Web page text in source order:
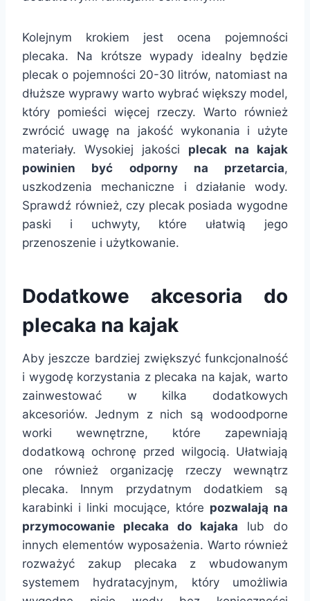
Kolejnym krokiem jest ocena pojemności
plecaka. Na krótsze wypady idealny będzie
plecak o pojemności 20-30 litrów, natomiast na
dłuższe wyprawy warto wybrać większy model,
który pomieści więcej rzeczy. Warto również
zwrócić uwagę na jakość wykonania i użyte
materiały. Wysokiej jakości plecak na kajak
powinien być odporny na przetarcia,
uszkodzenia mechaniczne i działanie wody.
Sprawdź również, czy plecak posiada wygodne
paski i uchwyty, które ułatwią jego
przenoszenie i użytkowanie.
Dodatkowe akcesoria do
plecaka na kajak
Aby jeszcze bardziej zwiększyć funkcjonalność
i wygodę korzystania z plecaka na kajak, warto
zainwestować w kilka dodatkowych
akcesoriów. Jednym z nich są wodoodporne
worki wewnętrzne, które zapewniają
dodatkową ochronę przed wilgocią. Ułatwiają
one również organizację rzeczy wewnątrz
plecaka. Innym przydatnym dodatkiem są
karabinki i linki mocujące, które pozwalają na
przymocowanie plecaka do kajaka lub do
innych elementów wyposażenia. Warto również
rozważyć zakup plecaka z wbudowanym
systemem hydratacyjnym, który umożliwia